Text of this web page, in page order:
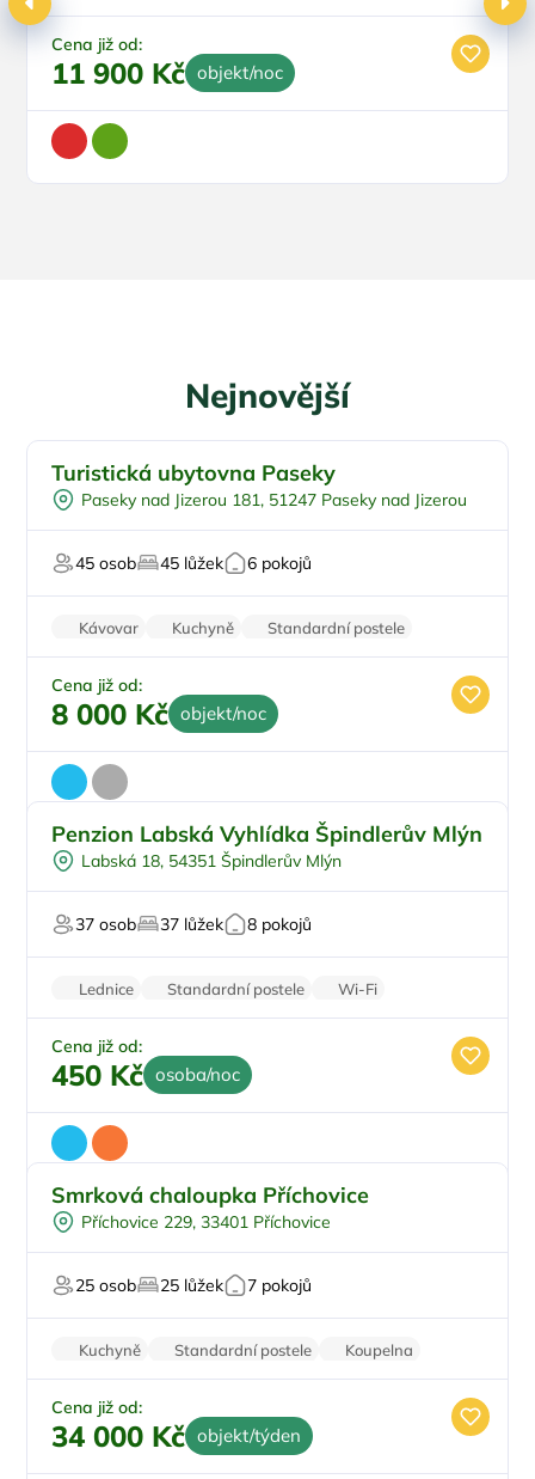
Balkon/terasa
Parkování zdarma
Cena již od:
11 900 Kč objekt/noc
Nejnovější
U lesa
Firemní akce/teambuilding
Pro svatby a oslavy
Turistická ubytovna Paseky
Paseky nad Jizerou 181, 51247 Paseky nad Jizerou
45 osob 45 lůžek 6 pokojů
Kávovar Kuchyně
Standardní postele
Wi-Fi
Zvířata povolena
Cena již od:
8 000 Kč objekt/noc
Pro skupiny
U lyžařského střediska
V národním parku
Penzion Labská Vyhlídka Špindlerův Mlýn
Labská 18, 54351 Špindlerův Mlýn
37 osob 37 lůžek 8 pokojů
Lednice Standardní postele
Wi-Fi
Zvířata povolena
Parkování zdarma
Cena již od:
450 Kč osoba/noc
Pro rodiny s dětmi
Na horách
Pro majitele mazlíčků
Smrková chaloupka Příchovice
Příchovice 229, 33401 Příchovice
25 osob 25 lůžek 7 pokojů
Kuchyně Standardní postele
Koupelna
Nekuřácký objekt
Parkování zdarma
Cena již od:
34 000 Kč objekt/týden